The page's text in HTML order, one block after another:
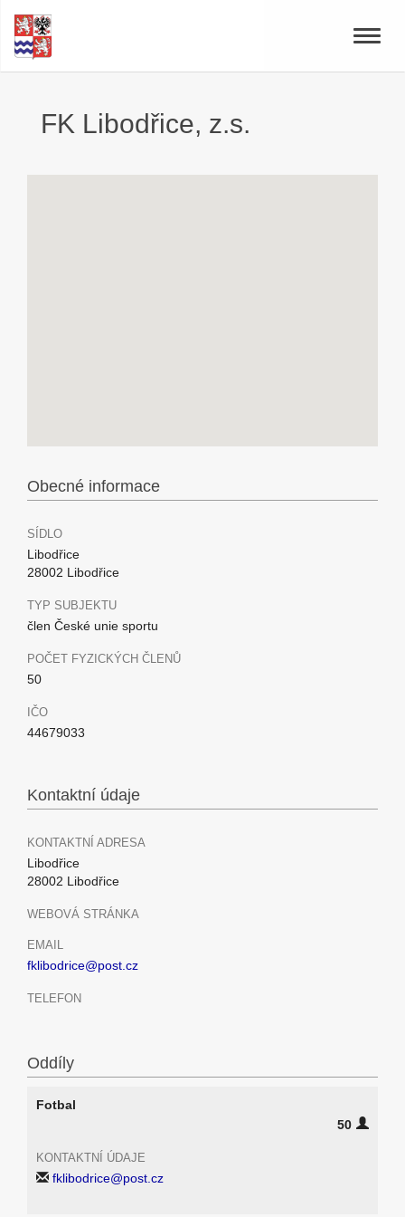
Toggle
FK Libodřice, z.s.
Obecné informace
SÍDLO
Libodřice
28002 Libodřice
TYP SUBJEKTU
člen České unie sportu
POČET FYZICKÝCH ČLENŮ
50
IČO
44679033
Kontaktní údaje
KONTAKTNÍ ADRESA
Libodřice
28002 Libodřice
WEBOVÁ STRÁNKA
EMAIL
fklibodrice@post.cz
TELEFON
Oddíly
Fotbal
50
KONTAKTNÍ ÚDAJE
fklibodrice@post.cz